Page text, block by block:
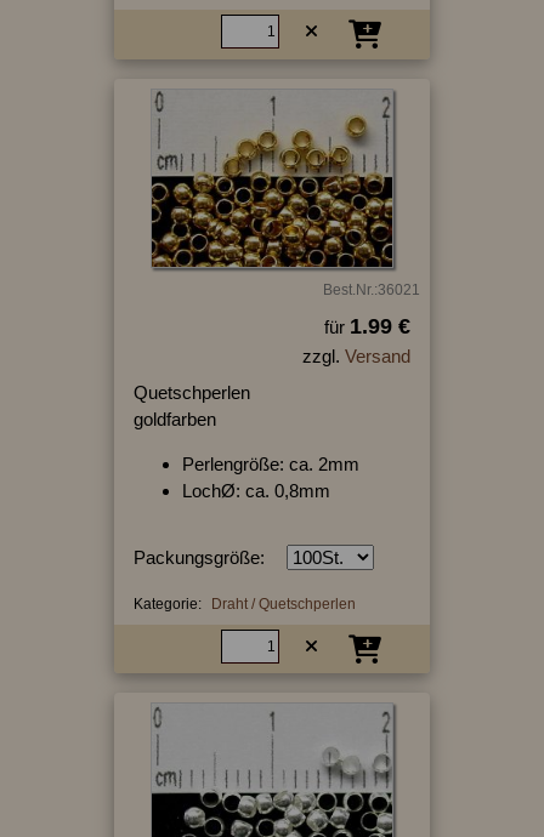
Best.Nr.:36021
für 1.99 €
zzgl. Versand
Quetschperlen
goldfarben
Perlengröße: ca. 2mm
LochØ: ca. 0,8mm
Packungsgröße:
Kategorie: Draht / Quetschperlen